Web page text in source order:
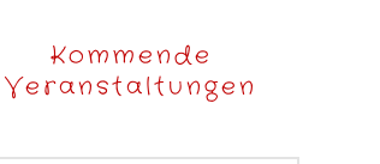
Kommende
Veranstaltungen